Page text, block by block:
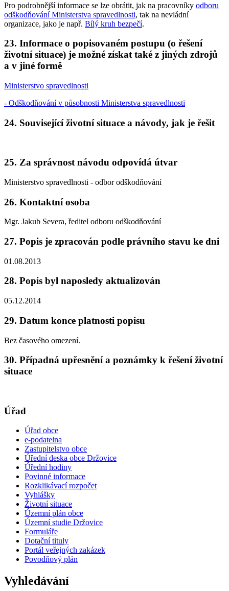
Pro podrobnější informace se lze obrátit, jak na pracovníky odboru
odškodňování Ministerstva spravedlnosti, tak na nevládní
organizace, jako je např. Bílý kruh bezpečí.
23. Informace o popisovaném postupu (o řešení
životní situace) je možné získat také z jiných zdrojů
a v jiné formě
Ministerstvo spravedlnosti
- Odškodňování v působnosti Ministerstva spravedlnosti
24. Související životní situace a návody, jak je řešit
25. Za správnost návodu odpovídá útvar
Ministerstvo spravedlnosti - odbor odškodňování
26. Kontaktní osoba
Mgr. Jakub Severa, ředitel odboru odškodňování
27. Popis je zpracován podle právního stavu ke dni
01.08.2013
28. Popis byl naposledy aktualizován
05.12.2014
29. Datum konce platnosti popisu
Bez časového omezení.
30. Případná upřesnění a poznámky k řešení životní
situace
Úřad
Úřad obce
e-podatelna
Zastupitelstvo obce
Úřední deska obce Držovice
Úřední hodiny
Povinné informace
Rozklikávací rozpočet
Vyhlášky
Životní situace
Územní plán obce
Územní studie Držovice
Formuláře
Dotační tituly
Portál veřejných zakázek
Povodňový plán
Vyhledávání